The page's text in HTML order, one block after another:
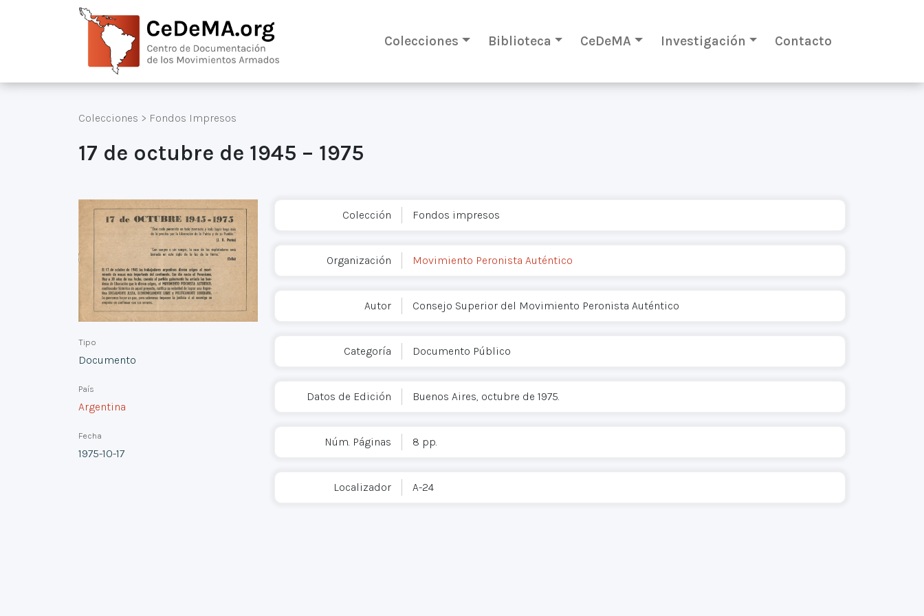
Colecciones Biblioteca CeDeMA Investigación Contacto
Colecciones > Fondos Impresos
17 de octubre de 1945 – 1975
Tipo
Documento
País
Argentina
Fecha
1975-10-17
Colección Fondos impresos
Organización Movimiento Peronista Auténtico
Autor Consejo Superior del Movimiento Peronista Auténtico
Categoría Documento Público
Datos de Edición Buenos Aires, octubre de 1975.
Núm. Páginas 8 pp.
Localizador A-24